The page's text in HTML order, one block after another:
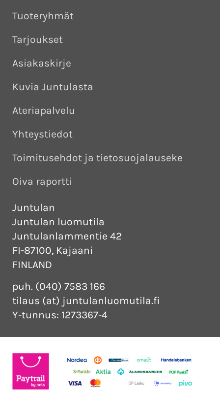
Tuoteryhmät
Tarjoukset
Asiakaskirje
Kuvia Juntulasta
Ateriapalvelu
Yhteystiedot
Toimitusehdot ja tietosuojalauseke
Oiva raportti
Juntulan
Juntulan luomutila
Juntulanlammentie 42
FI-87100, Kajaani
FINLAND
puh. (040) 7583 166
tilaus (at) juntulanluomutila.fi
Y-tunnus: 1273367-4